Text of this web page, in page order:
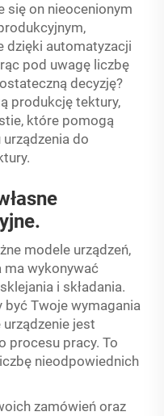
się on nieocenionym
dzięki automatyzacji
pod uwagę liczbę
decyzję?
produkcję tektury,
które pomogą
do
modele urządzeń,
ma wykonywać
i składania.
Twoje wymagania
jest
procesu pracy. To
nieodpowiednich
zamówień oraz